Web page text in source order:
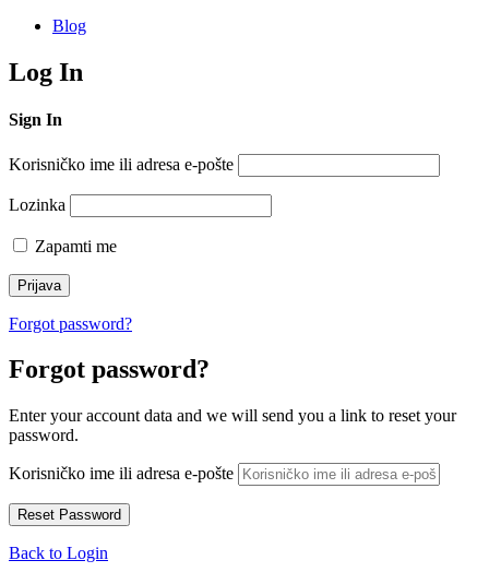
Blog
Log In
Sign In
Korisničko ime ili adresa e-pošte
Lozinka
Zapamti me
Forgot password?
Forgot password?
Enter your account data and we will send you a link to reset your
password.
Korisničko ime ili adresa e-pošte
Back to Login